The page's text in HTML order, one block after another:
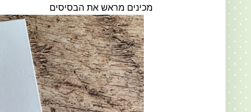
מכינים מראש את הבסיסים